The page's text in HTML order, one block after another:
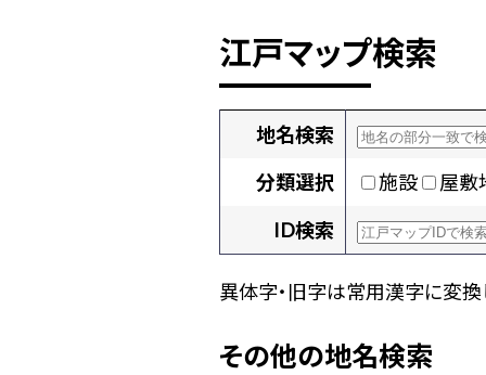
江戸マップ検索
地名検索
分類選択
施設
屋敷
ID検索
異体字・旧字は常用漢字に変
その他の地名検索